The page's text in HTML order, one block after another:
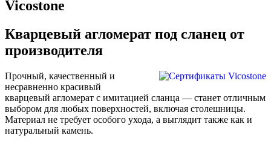
Vicostone
Кварцевый агломерат под сланец от
производителя
Прочный, качественный и
несравненно красивый
кварцевый агломерат с имитацией сланца — станет отличным
выбором для любых поверхностей, включая столешницы.
Материал не требует особого ухода, а выглядит также как и
натуральный камень.